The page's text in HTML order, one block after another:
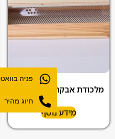
מלכודת אבקת פרחים מעץ
מידע נוסף
פניה
חיוג מהיר